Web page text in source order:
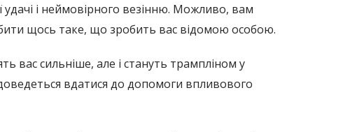
удачі і неймовірного везінню. Можливо, вам
щось таке, що зробить вас відомою особою.
вас сильніше, але і стануть трампліном у
вдатися до допомоги впливового